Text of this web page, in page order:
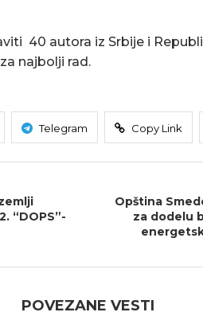
40 autora iz Srbije i
najbolji rad.
Telegram Copy Link
“DOPS”-
Opština
za dodelu
POVEZANE VESTI